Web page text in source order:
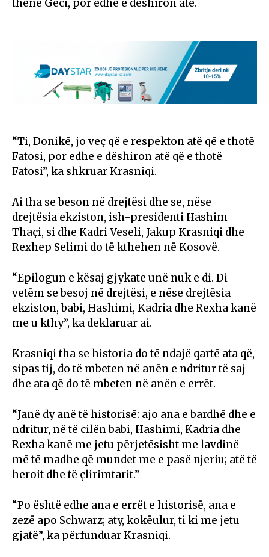
thënë Geci, por edhe e dëshiron atë.
“Ti, Donikë, jo veç që e respekton atë që e thotë
Fatosi, por edhe e dëshiron atë që e thotë
Fatosi”, ka shkruar Krasniqi.
Ai tha se beson në drejtësi dhe se, nëse
drejtësia ekziston, ish-presidenti Hashim
Thaçi, si dhe Kadri Veseli, Jakup Krasniqi dhe
Rexhep Selimi do të kthehen në Kosovë.
“Epilogun e kësaj gjykate unë nuk e di. Di
vetëm se besoj në drejtësi, e nëse drejtësia
ekziston, babi, Hashimi, Kadria dhe Rexha kanë
me u kthy”, ka deklaruar ai.
Krasniqi tha se historia do të ndajë qartë ata që,
sipas tij, do të mbeten në anën e ndritur të saj
dhe ata që do të mbeten në anën e errët.
“Janë dy anë të historisë: ajo ana e bardhë dhe e
ndritur, në të cilën babi, Hashimi, Kadria dhe
Rexha kanë me jetu përjetësisht me lavdinë
më të madhe që mundet me e pasë njeriu; atë të
heroit dhe të çlirimtarit.”
“Po është edhe ana e errët e historisë, ana e
zezë apo Schwarz; aty, kokëulur, ti ki me jetu
gjatë”, ka përfunduar Krasniqi.